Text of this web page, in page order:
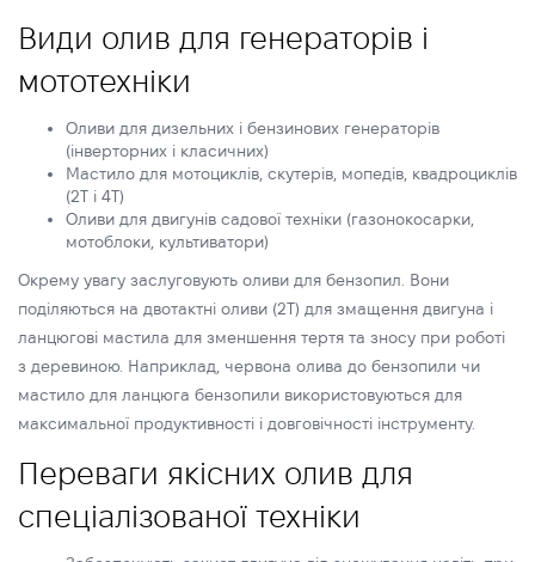
Види олив для генераторів і
мототехніки
Оливи для дизельних і бензинових генераторів
(інверторних і класичних)
Мастило для мотоциклів, скутерів, мопедів, квадроциклів
(2Т і 4Т)
Оливи для двигунів садової техніки (газонокосарки,
мотоблоки, культиватори)
Окрему увагу заслуговують оливи для бензопил. Вони
поділяються на двотактні оливи (2Т) для змащення двигуна і
ланцюгові мастила для зменшення тертя та зносу при роботі
з деревиною. Наприклад, червона олива до бензопили чи
мастило для ланцюга бензопили використовуються для
максимальної продуктивності і довговічності інструменту.
Переваги якісних олив для
спеціалізованої техніки